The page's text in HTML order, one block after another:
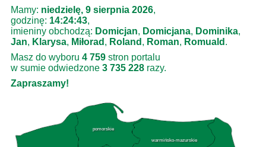
Mamy: niedzielę, 9 sierpnia 2026,
godzinę: 14:24:43,
imieniny obchodzą: Domicjan, Domicjana, Dominika,
Jan, Klarysa, Miłorad , Roland , Roman, Romuald .
Masz do wyboru 4 759 stron portalu
w sumie odwiedzone 3 735 228 razy.
Zapraszamy!
pomorskie
warmińsko-mazurskie